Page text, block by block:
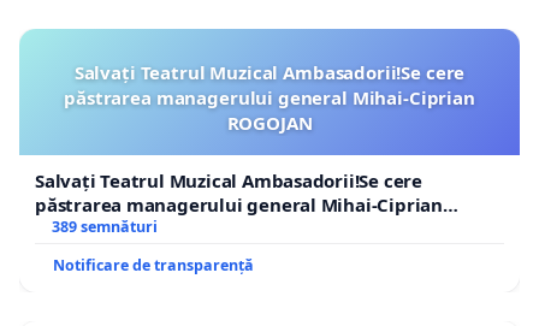
Salvați Teatrul Muzical Ambasadorii!Se cere
păstrarea managerului general Mihai-Ciprian
ROGOJAN
Salvați Teatrul Muzical Ambasadorii!Se cere
păstrarea managerului general Mihai-Ciprian
ROGOJAN
389 semnături
Notificare de transparență